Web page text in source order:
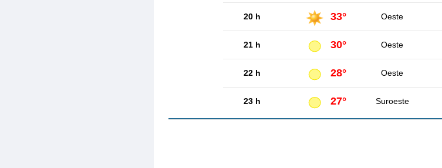
20 h 33° Oeste
21 h 30° Oeste
22 h 28° Oeste
23 h 27° Suroeste